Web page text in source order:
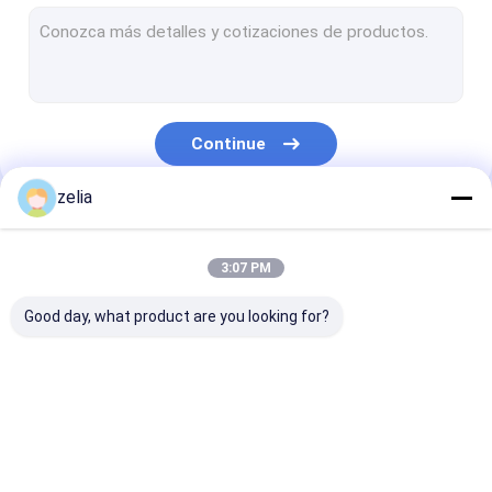
detector de drones montado no veículo
Espionagem de GPS por drone
Interruptor de sinal de drones
Continue
Nossas Categorias
zelia
3:07 PM
Good day, what product are you looking for?